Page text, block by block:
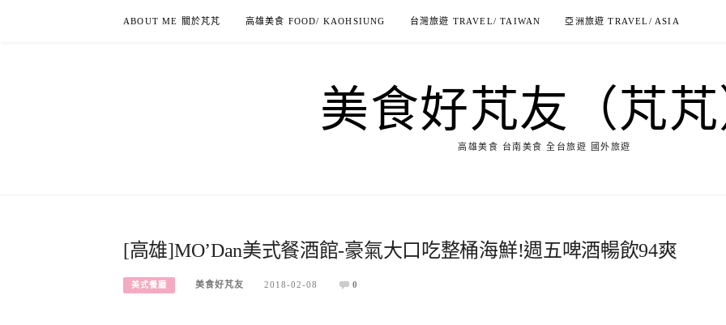
ABOUT ME 關於芃芃 高雄美食 FOOD/ KAOHSIUNG 台灣旅遊 TRAVEL/ TAIWAN 亞洲旅遊 TRAVEL/ ASIA
美食好芃友（芃芃
高雄美食 台南美食 全台旅遊 國外旅遊
[高雄]MO’Dan美式餐酒館-豪氣大口吃整桶海鮮!週五啤酒暢飲94爽
美式餐廳 美食好芃友 2018-02-08 0